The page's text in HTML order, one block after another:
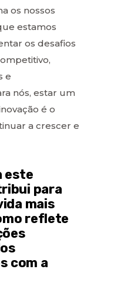
os nossos
estamos
os desafios
e
nós, estar um
é o
a crescer e
este
para
mais
reflete
com a